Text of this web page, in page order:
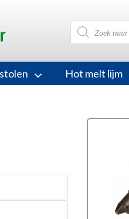
Producten
zoeken
Hot melt lijm